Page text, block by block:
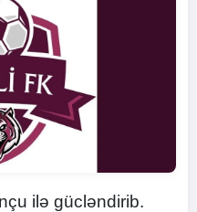
ilə gücləndirib.